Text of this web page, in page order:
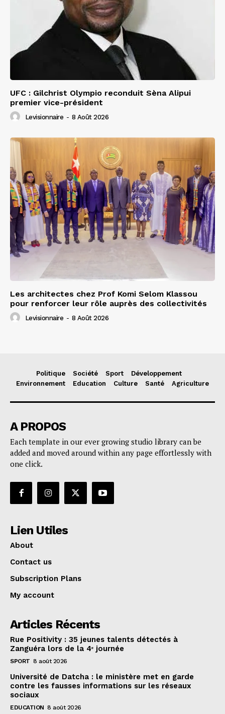
UFC : Gilchrist Olympio reconduit Sèna Alipui
premier vice-président
Levisionnaire - 8 Août 2026
Les architectes chez Prof Komi Selom Klassou
pour renforcer leur rôle auprès des collectivités
Levisionnaire - 8 Août 2026
Politique Société Sport
Développement
Environnement
Education Culture Santé Agriculture
A PROPOS
Each template in our ever growing studio library can be
added and moved around within any page effortlessly with
one click.
Lien Utiles
About
Contact us
Subscription Plans
My account
Articles Récents
Rue Positivity : 35 jeunes talents détectés à
Zanguéra lors de la 4ᵉ journée
SPORT 8 août 2026
Université de Datcha : le ministère met en garde
contre les fausses informations sur les réseaux
sociaux
EDUCATION 8 août 2026